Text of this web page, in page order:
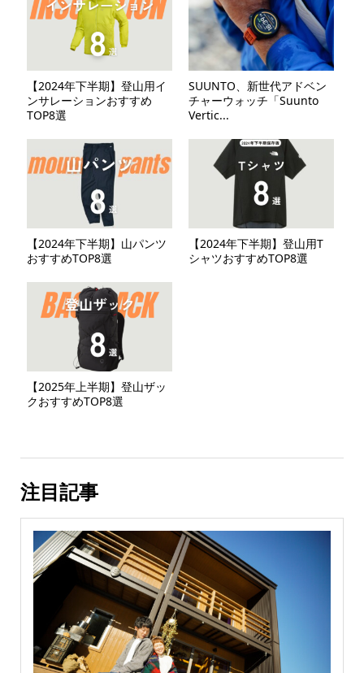
【2024年下半期】登山用イ
ンサレーションおすすめ
TOP8選
SUUNTO、新世代アドベン
チャーウォッチ「Suunto
Vertic...
【2024年下半期】山パンツ
おすすめTOP8選
【2024年下半期】登山用T
シャツおすすめTOP8選
【2025年上半期】登山ザッ
クおすすめTOP8選
注目記事